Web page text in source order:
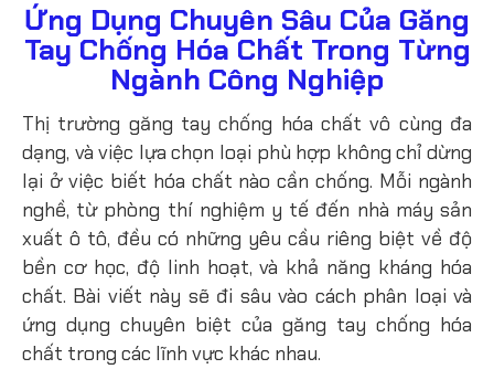
Ứng Dụng Chuyên Sâu Của Găng
Tay Chống Hóa Chất Trong Từng
Ngành Công Nghiệp
Thị trường găng tay chống hóa chất vô cùng đa
dạng, và việc lựa chọn loại phù hợp không chỉ dừng
lại ở việc biết hóa chất nào cần chống. Mỗi ngành
nghề, từ phòng thí nghiệm y tế đến nhà máy sản
xuất ô tô, đều có những yêu cầu riêng biệt về độ
bền cơ học, độ linh hoạt, và khả năng kháng hóa
chất. Bài viết này sẽ đi sâu vào cách phân loại và
ứng dụng chuyên biệt của găng tay chống hóa
chất trong các lĩnh vực khác nhau.